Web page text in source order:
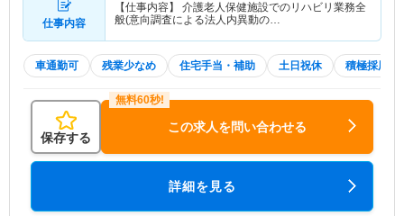
仕事内容
【仕事内容】 介護老人保健施設でのリハビリ業務全
般(意向調査による法人内異動の…
車通勤可 残業少なめ 住宅手当・補助 土日祝休 積極採用中
保存する
この求人を問い合わせる
詳細を見る